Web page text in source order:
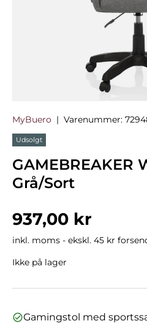
MyBuero | Varenummer:
Udsolgt
GAMEBREAKER
Grå/Sort
Normalpris
937,00 kr
inkl. moms - ekskl. 45 kr
Ikke på lager
Gamingstol med